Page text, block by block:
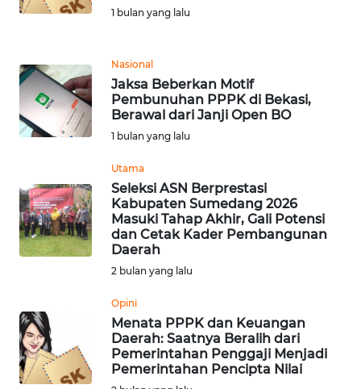
1 bulan yang lalu
Nasional
Jaksa Beberkan Motif
Pembunuhan PPPK di Bekasi,
Berawal dari Janji Open BO
1 bulan yang lalu
Utama
Seleksi ASN Berprestasi
Kabupaten Sumedang 2026
Masuki Tahap Akhir, Gali Potensi
dan Cetak Kader Pembangunan
Daerah
2 bulan yang lalu
Opini
Menata PPPK dan Keuangan
Daerah: Saatnya Beralih dari
Pemerintahan Penggaji Menjadi
Pemerintahan Pencipta Nilai
Wahana
News
Regional
WN
JAKARTA
WN
BANTEN